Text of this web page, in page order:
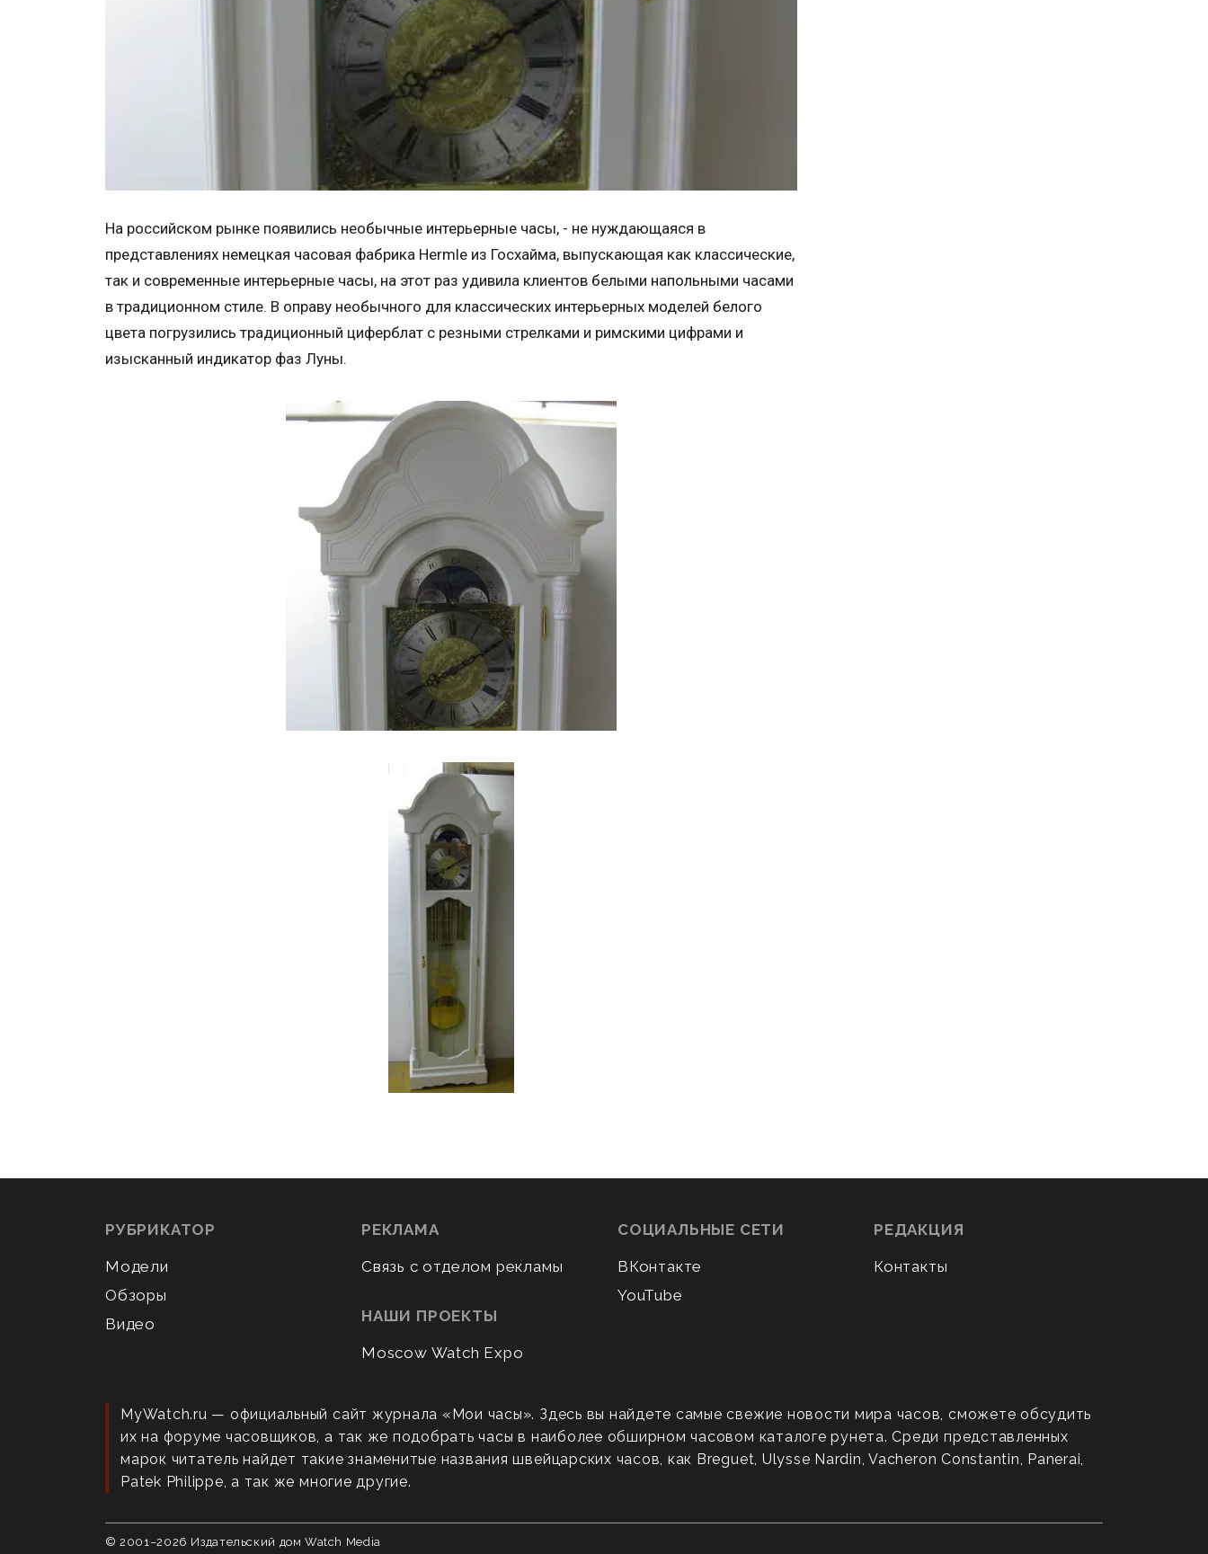
На российском рынке появились необычные интерьерные часы, - не нуждающаяся в
представлениях немецкая часовая фабрика Hermle из Госхайма, выпускающая как классические,
так и современные интерьерные часы, на этот раз удивила клиентов белыми напольными часами
в традиционном стиле. В оправу необычного для классических интерьерных моделей белого
цвета погрузились традиционный циферблат с резными стрелками и римскими цифрами и
изысканный индикатор фаз Луны.
РУБРИКАТОР
Модели
Обзоры
Видео
РЕКЛАМА
Связь с отделом рекламы
НАШИ ПРОЕКТЫ
Moscow Watch Expo
СОЦИАЛЬНЫЕ СЕТИ
ВКонтакте
YouTube
РЕДАКЦИЯ
Контакты
MyWatch.ru — официальный сайт журнала «Мои часы». Здесь вы найдете самые свежие новости мира часов, сможете обсудить
их на форуме часовщиков, а так же подобрать часы в наиболее обширном часовом каталоге рунета. Среди представленных
марок читатель найдет такие знаменитые названия швейцарских часов, как Breguet, Ulysse Nardin, Vacheron Constantin, Panerai,
Patek Philippe, а так же многие другие.
© 2001–2026 Издательский дом Watch Media